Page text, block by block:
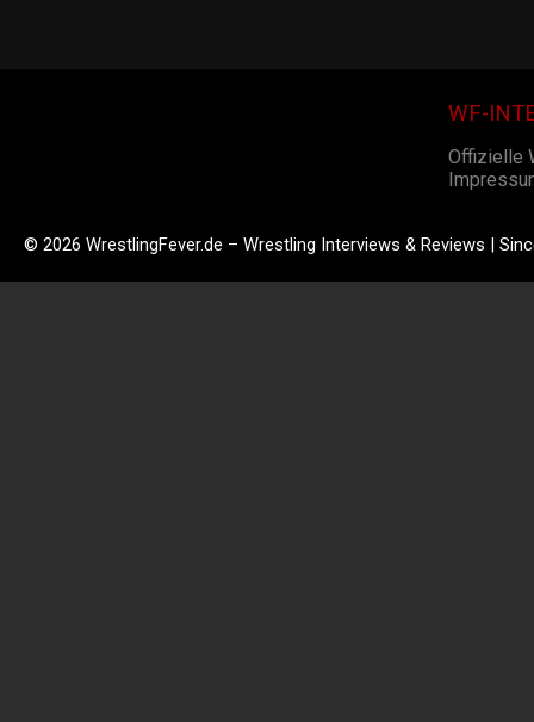
WF-
Offizielle
© 2026 WrestlingFever.de – Wrestling Interviews & Reviews |